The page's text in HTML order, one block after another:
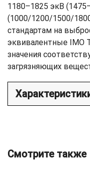
1180–1825 экВ
(1000/1200/1500/
стандартам на
эквивалентные IMO
значения
загрязняющих
Смотрите также